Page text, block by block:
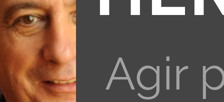
Agir